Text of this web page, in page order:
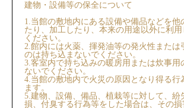
建物・設備等の保全について
1.当館の敷地内にある設備や備品などを他
たり、加工したり、本来の用途以外に利
ください。
2.館内には火薬、揮発油等の発火性または
のは持ち込まないでください。
3.客室内で持ち込みの暖房用または炊事用
ないでください。
4.当館の敷地内で火災の原因となり得る行
ます。
5.建物、設備、備品、植栽等に対して、紛
損、付臭する行為等をした場合は、その